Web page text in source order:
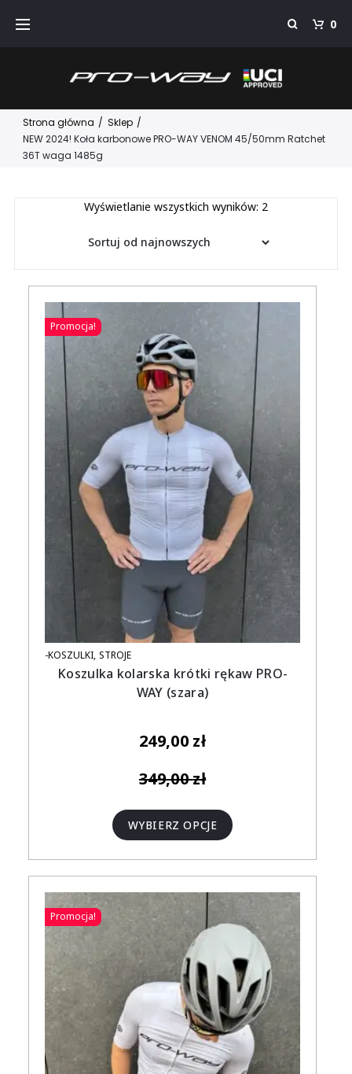
0
Strona główna / Sklep /
NEW 2024! Koła karbonowe PRO-WAY VENOM 45/50mm Ratchet
36T waga 1485g
Wyświetlanie wszystkich wyników: 2
najnowszych
Promocja!
-KOSZULKI STROJE
Koszulka kolarska krótki rękaw PRO-
WAY (szara)
249,00 zł
349,00zł
WYBIERZ OPCJE
Promocja!